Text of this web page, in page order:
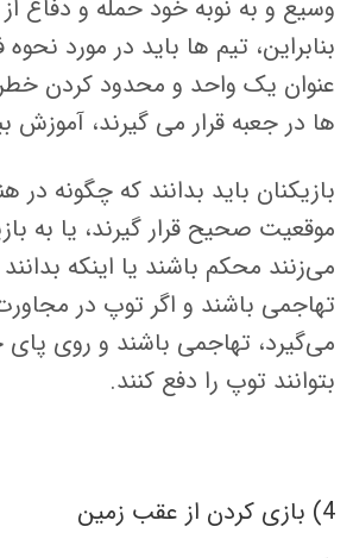
وسیع و به نوبه خود حمله و دفاع
بنابراین، تیم ها باید در مورد
عنوان یک واحد و محدود کردن
ها در جعبه قرار می گیرند، آموزش
بازیکنان باید بدانند که چگونه در
موقعیت صحیح قرار گیرند، یا به
می‌زنند محکم باشند یا اینکه
تهاجمی باشند و اگر توپ در
می‌گیرد، تهاجمی باشند و روی پای
بتوانند توپ را دفع کنند.
4) بازی کردن از عقب زمین